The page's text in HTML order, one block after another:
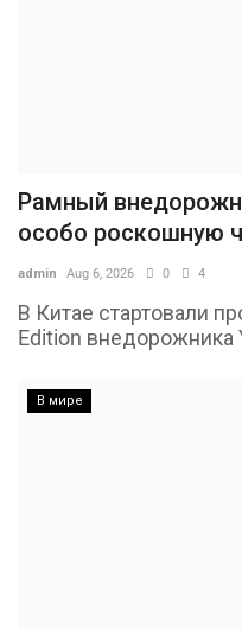
Рамный
особо роскошную
admin Aug 6, 2026 0 4
В Китае стартовали
Edition внедорожника
В мире